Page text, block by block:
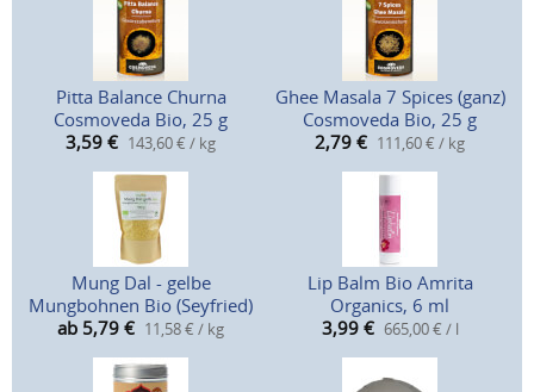
Pitta Balance Churna
Cosmoveda Bio, 25 g
3,59 € 143,60 € / kg
Ghee Masala 7 Spices (ganz)
Cosmoveda Bio, 25 g
2,79 € 111,60 € / kg
Mung Dal - gelbe
Mungbohnen Bio (Seyfried)
ab 5,79 € 11,58 € / kg
Lip Balm Bio Amrita
Organics, 6 ml
3,99 € 665,00 € / l